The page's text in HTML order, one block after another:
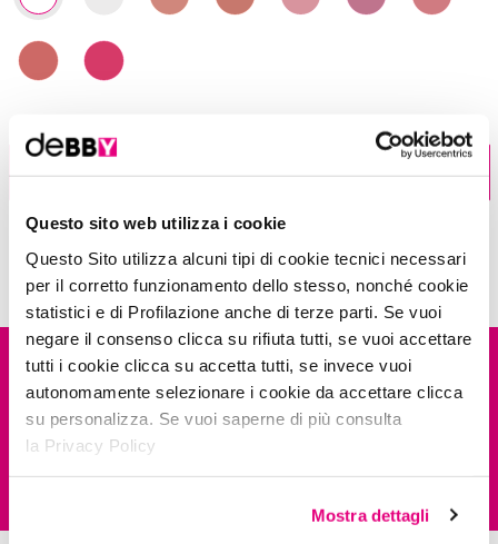
Questo sito web utilizza i cookie
Questo Sito utilizza alcuni tipi di cookie tecnici necessari
per il corretto funzionamento dello stesso, nonché cookie
statistici e di Profilazione anche di terze parti. Se vuoi
negare il consenso clicca su rifiuta tutti, se vuoi accettare
tutti i cookie clicca su accetta tutti, se invece vuoi
autonomamente selezionare i cookie da accettare clicca
su personalizza. Se vuoi saperne di più consulta
la Privacy Policy
Mostra dettagli
Trova il negozio
it's time tostudy
DESCRIZIONE
kissME LIPGLOSS VOLUME EFFECT il gloss dalla texture leggera e
confortevole, che non appiccica e dona un finish extra luminoso sulle
La sua formula è arricchita con Acido Ialuronico, che dona alle labbra
COMPOSIZIONE